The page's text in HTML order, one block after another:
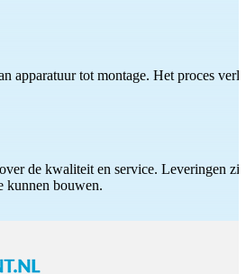
tot montage. Het proces
de kwaliteit en service. Leveringen
kunnen bouwen.